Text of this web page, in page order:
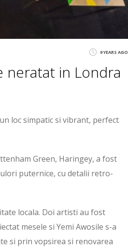
9 YEARS AGO
neratat in Londra
loc simpatic si vibrant, perfect
Green, Haringey, a fost
puternice, cu detalii retro-
locala. Doi artisti au fost
mesele si Yemi Awosile s-a
si prin vopsirea si renovarea